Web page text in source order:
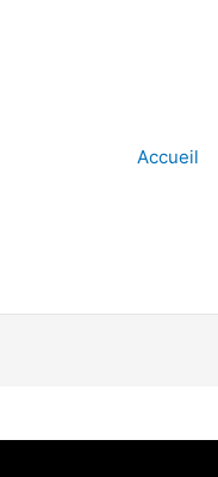
Accueil